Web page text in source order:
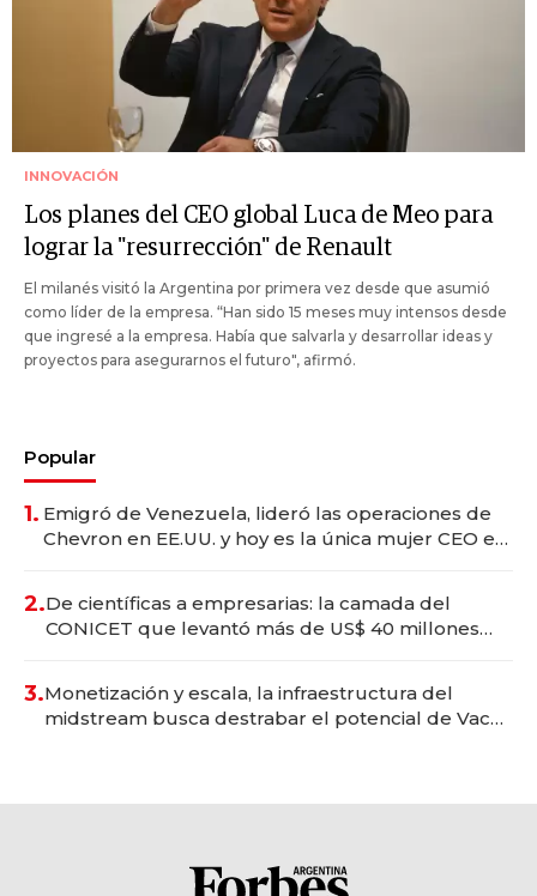
INNOVACIÓN
Los planes del CEO global Luca de Meo para
lograr la "resurrección" de Renault
El milanés visitó la Argentina por primera vez desde que asumió
como líder de la empresa. “Han sido 15 meses muy intensos desde
que ingresé a la empresa. Había que salvarla y desarrollar ideas y
proyectos para asegurarnos el futuro", afirmó.
Popular
1. Emigró de Venezuela, lideró las operaciones de
Chevron en EE.UU. y hoy es la única mujer CEO en
2.De científicas a empresarias: la camada del
CONICET que levantó más de US$ 40 millones
3.Monetización y escala, la infraestructura del
midstream busca destrabar el potencial de Vaca